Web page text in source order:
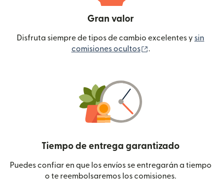
Gran valor
Disfruta siempre de tipos de cambio excelentes y sin
comisiones ocultos
.
Tiempo de entrega garantizado
Puedes confiar en que los envíos se entregarán a tiempo
o te reembolsaremos los comisiones.